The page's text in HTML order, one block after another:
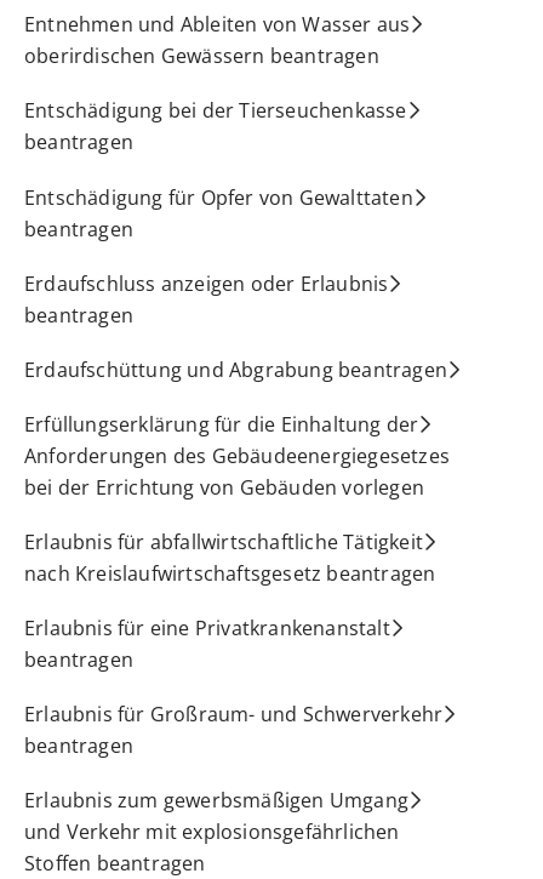
Entnehmen und Ableiten von Wasser aus
oberirdischen Gewässern beantragen
Entschädigung bei der Tierseuchenkasse
beantragen
Entschädigung für Opfer von Gewalttaten
beantragen
Erdaufschluss anzeigen oder Erlaubnis
beantragen
Erdaufschüttung und Abgrabung beantragen
Erfüllungserklärung für die Einhaltung der
Anforderungen des Gebäudeenergiegesetzes
bei der Errichtung von Gebäuden vorlegen
Erlaubnis für abfallwirtschaftliche Tätigkeit
nach Kreislaufwirtschaftsgesetz beantragen
Erlaubnis für eine Privatkrankenanstalt
beantragen
Erlaubnis für Großraum- und Schwerverkehr
beantragen
Erlaubnis zum gewerbsmäßigen Umgang
und Verkehr mit explosionsgefährlichen
Stoffen beantragen